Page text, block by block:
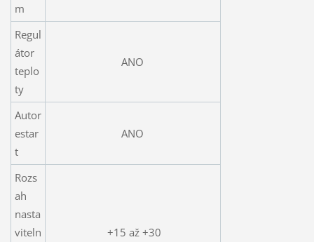
m
Regul
átor
teplo
ty
ANO
Autor
estar
t
ANO
Rozs
ah
nasta
viteln
+15 až +30